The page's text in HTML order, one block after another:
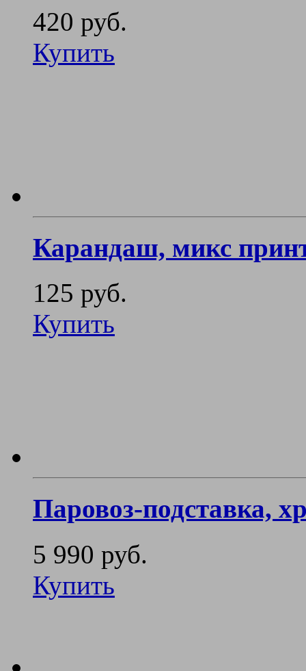
420 руб.
Купить
Карандаш, микс
125 руб.
Купить
Паровоз-подставка,
5 990 руб.
Купить